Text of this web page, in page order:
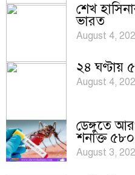
শেখ
ভারত
August 4,
২৪ ঘণ্টায়
August 4,
ডেঙ্গুতে
শনাক্ত ৫৮০
August 3,